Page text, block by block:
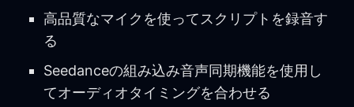
高品質なマイクを使ってスクリプトを録音す
る
Seedanceの組み込み音声同期機能を使用し
てオーディオタイミングを合わせる